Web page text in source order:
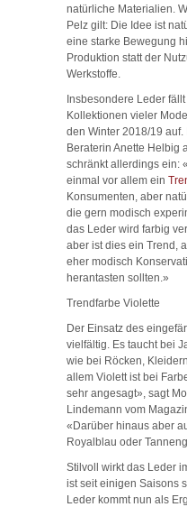
natürliche Materialien.
Pelz gilt: Die Idee ist
eine starke Bewegung
Produktion statt der
Werkstoffe.
Insbesondere Leder
Kollektionen vieler
den Winter 2018/19
Beraterin Anette Helbig
schränkt allerdings ein:
einmal vor allem ein
Konsumenten, aber
die gern modisch
das Leder wird farbig
aber ist dies ein Trend,
eher modisch
herantasten sollten.»
Trendfarbe Violette
Der Einsatz des
vielfältig. Es taucht bei
wie bei Röcken,
allem Violett ist bei
sehr angesagt», sagt
Lindemann vom
«Darüber hinaus aber
Royalblau oder
Stilvoll wirkt das Leder
ist seit einigen Saisons
Leder kommt nun als